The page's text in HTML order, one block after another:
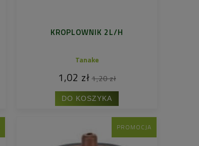
KROPLOWNIK 2L/H
Tanake
1,02 zł 1,20 zł
DO KOSZYKA
PROMOCJA